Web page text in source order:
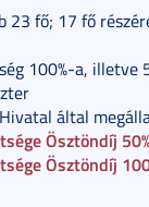
23 fő; 17 fő
100%-a, illetve
által
Ösztöndíj
Ösztöndíj